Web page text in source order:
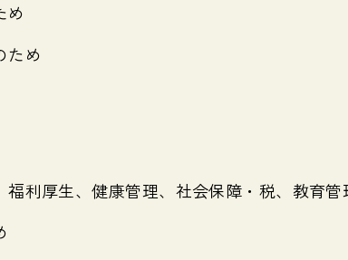
め
ため
福利厚生、健康管理、社会保障・税、教育管